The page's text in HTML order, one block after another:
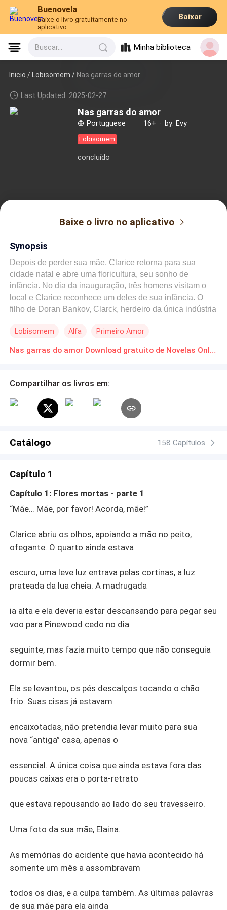
Buenovela
Baixe o livro gratuitamente no
aplicativo
Baixar
Buscar... Minha biblioteca
Inicio /Lobisomem / Nas garras do amor
Last Updated: 2025-02-27
Nas garras do amor
Portuguese · 16+ · by: Evy
Lobisomem
concluído
Baixe o livro no aplicativo
Synopsis
Depois de perder sua mãe, Clarice retorna para sua
cidade natal e abre uma floricultura, seu sonho de
infância. No dia da inauguração, três homens visitam o
local e Clarice reconhece um deles de sua infância. O
filho de Doran Bankov, Clarck, herdeiro da única indústria
extremamente charmoso. Clarice sequer espera que ele
sabe é que Bankov a viu, ou melhor, sentiu seu doce
então ele percebeu que a garota por quem ele era
perdidamente apaixonado na sua adolescência havia
retornado a cidade. Sua companheira predestinada. Mas
será que Clarice irá aceitar o segredo que ele esconde?
Lobisomem Alfa Primeiro Amor
Nas garras do amor Download gratuito de Novelas Online em PDF
Compartilhar os livros em:
Catálogo 158 Capítulos
Capítulo 1
Capítulo 1: Flores mortas - parte 1
“Mãe… Mãe, por favor! Acorda, mãe!”
Clarice abriu os olhos, apoiando a mão no peito,
ofegante. O quarto ainda estava
escuro, uma leve luz entrava pelas cortinas, a luz
prateada da lua cheia. A madrugada
ia alta e ela deveria estar descansando para pegar seu
voo para Pinewood cedo no dia
seguinte, mas fazia muito tempo que não conseguia
dormir bem.
Ela se levantou, os pés descalços tocando o chão
frio. Suas cisas já estavam
encaixotadas, não pretendia levar muito para sua
nova “antiga” casa, apenas o
essencial. A única coisa que ainda estava fora das
poucas caixas era o porta-retrato
que estava repousando ao lado do seu travesseiro.
Uma foto da sua mãe, Elaina.
As memórias do acidente que havia acontecido há
somente um mês a assombravam
todos os dias, e a culpa também. As últimas palavras
de sua mãe para ela ainda